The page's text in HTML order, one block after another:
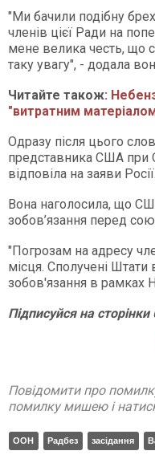
"Ми бачили подібну
членів цієї Ради на
мене велика честь, що
таку увагу", - додала
Читайте також:
"витратним
Одразу після цього
представника США
відповіла на заяви Росії.
Вона наголосила, що
зобов’язання перед
"Погрозам на адресу
місця. Сполучені Штати
зобов'язання в рамках
Підписуйсянасторінки
Повідомити про
помилку мишею і
ООН Радбез засідання